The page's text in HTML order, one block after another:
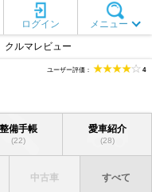
メニュー
ログイン
クルマレビュー
ユーザー評価： 4
整備手帳
(22)
愛車紹介
(28)
中古車 すべて